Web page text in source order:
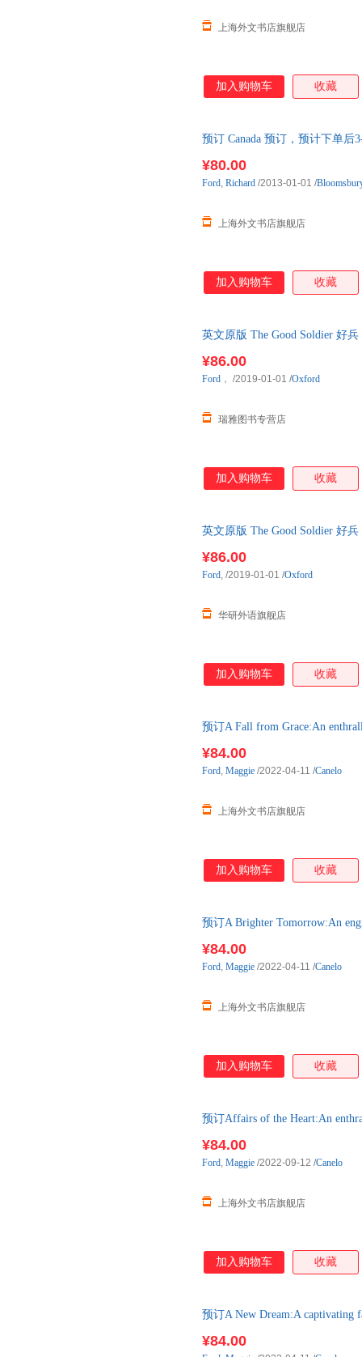
上海外文书店旗舰店
加入购物车 收藏
预订 Canada 预订，预计下单后
¥80.00
上海外文书店旗舰店
Ford, Richard /2013-01-01 /
加入购物车 收藏
英文原版 The Good Soldier 好
¥86.00
瑞雅图书专营店
Ford ， /2019-01-01 /Oxford
加入购物车 收藏
英文原版 The Good Soldier 好
¥86.00
华研外语旗舰店
Ford, /2019-01-01 /Oxford
加入购物车 收藏
预订A Fall from Grace:An
¥84.00
上海外文书店旗舰店
Ford, Maggie /2022-04-11 /Canelo
加入购物车 收藏
预订A Brighter Tomorrow:An
¥84.00
上海外文书店旗舰店
Ford, Maggie /2022-04-11 /Canelo
加入购物车 收藏
预订Affairs of the Heart:An
¥84.00
上海外文书店旗舰店
Ford, Maggie /2022-09-12 /Canelo
加入购物车 收藏
预订A New Dream:A captivating
¥84.00